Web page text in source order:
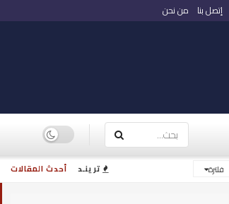
أحدث المقالات ترينـد فلترة
إتصل بنا من نحن